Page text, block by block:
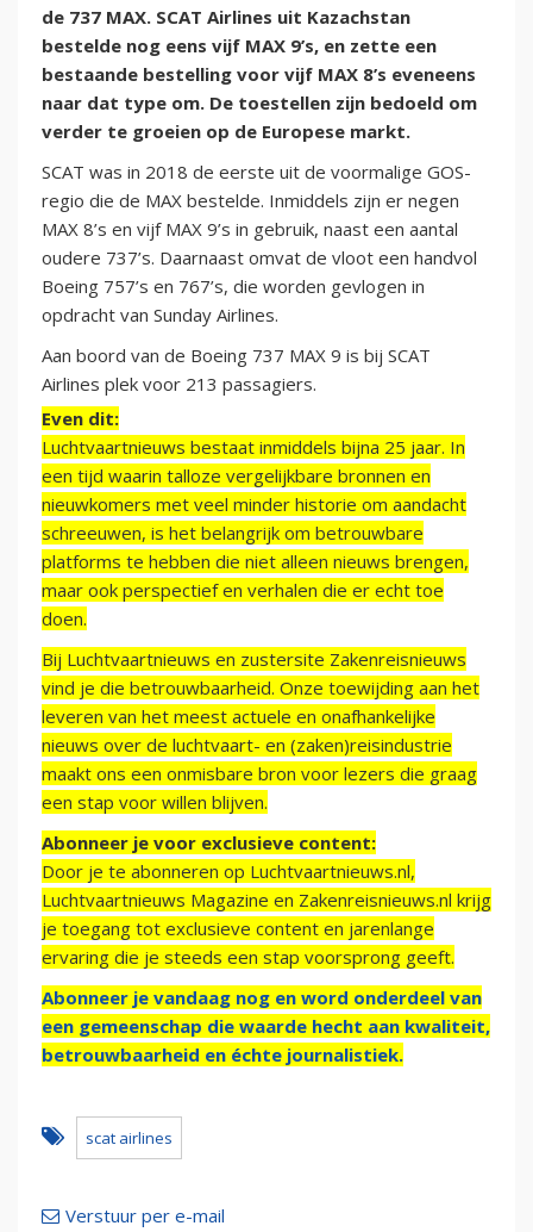
de 737 MAX. SCAT Airlines uit Kazachstan
bestelde nog eens vijf MAX 9’s, en zette een
bestaande bestelling voor vijf MAX 8’s eveneens
naar dat type om. De toestellen zijn bedoeld om
verder te groeien op de Europese markt.
SCAT was in 2018 de eerste uit de voormalige GOS-
regio die de MAX bestelde. Inmiddels zijn er negen
MAX 8’s en vijf MAX 9’s in gebruik, naast een aantal
oudere 737’s. Daarnaast omvat de vloot een handvol
Boeing 757’s en 767’s, die worden gevlogen in
opdracht van Sunday Airlines.
Aan boord van de Boeing 737 MAX 9 is bij SCAT
Airlines plek voor 213 passagiers.
Even dit:
Luchtvaartnieuws bestaat inmiddels bijna 25 jaar. In
een tijd waarin talloze vergelijkbare bronnen en
nieuwkomers met veel minder historie om aandacht
schreeuwen, is het belangrijk om betrouwbare
platforms te hebben die niet alleen nieuws brengen,
maar ook perspectief en verhalen die er echt toe
doen.
Bij Luchtvaartnieuws en zustersite Zakenreisnieuws
vind je die betrouwbaarheid. Onze toewijding aan het
leveren van het meest actuele en onafhankelijke
nieuws over de luchtvaart- en (zaken)reisindustrie
maakt ons een onmisbare bron voor lezers die graag
een stap voor willen blijven.
Abonneer je voor exclusieve content:
Door je te abonneren op Luchtvaartnieuws.nl,
Luchtvaartnieuws Magazine en Zakenreisnieuws.nl krijg
je toegang tot exclusieve content en jarenlange
ervaring die je steeds een stap voorsprong geeft.
Abonneer je vandaag nog en word onderdeel van
een gemeenschap die waarde hecht aan kwaliteit,
betrouwbaarheid en échte journalistiek.
scat airlines
Verstuur per e-mail